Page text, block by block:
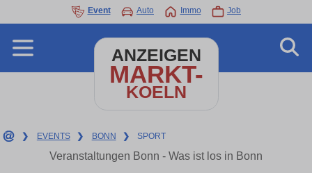
Event Auto Immo Job
ANZEIGEN
MARKT-
KOELN
❯ EVENTS ❯ BONN ❯ SPORT
Veranstaltungen Bonn - Was ist los in Bonn